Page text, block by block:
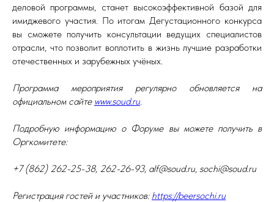
деловой программы, станет высокоэффективной базой для
имиджевого участия. По итогам Дегустационного конкурса
вы сможете получить консультации ведущих специалистов
отрасли, что позволит воплотить в жизнь лучшие разработки
отечественных и зарубежных учёных.
Программа мероприятия регулярно обновляется на
официальном сайте www.soud.ru.
Подробную информацию о Форуме вы можете получить в
Оргкомитете:
+7 (862) 262-25-38, 262-26-93, alf@soud.ru, sochi@soud.ru
Регистрация гостей и участников: https://beersochi.ru